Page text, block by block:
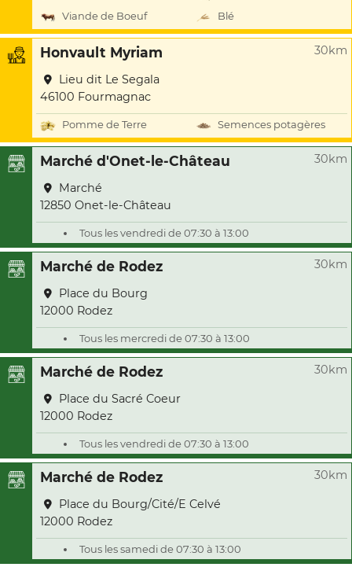
Viande de Boeuf
Blé
Honvault Myriam 30km
Lieu dit Le Segala
46100 Fourmagnac
Pomme de Terre Semences potagères
Marché d'Onet-le-Château 30km
Marché
12850 Onet-le-Château
Tous les vendredi de 07:30 à 13:00
Marché de Rodez 30km
Place du Bourg
12000 Rodez
Tous les mercredi de 07:30 à 13:00
Marché de Rodez 30km
Place du Sacré Coeur
12000 Rodez
Tous les vendredi de 07:30 à 13:00
Marché de Rodez 30km
Place du Bourg/Cité/E Celvé
12000 Rodez
Tous les samedi de 07:30 à 13:00